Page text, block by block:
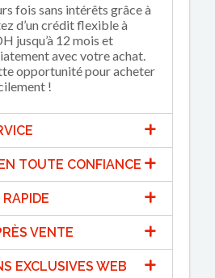
fois sans intérêts grâce à
d’un crédit flexible à
jusqu’à 12 mois et
avec votre achat.
opportunité pour acheter
!
TOUTE CONFIANCE
VENTE
EXCLUSIVES WEB